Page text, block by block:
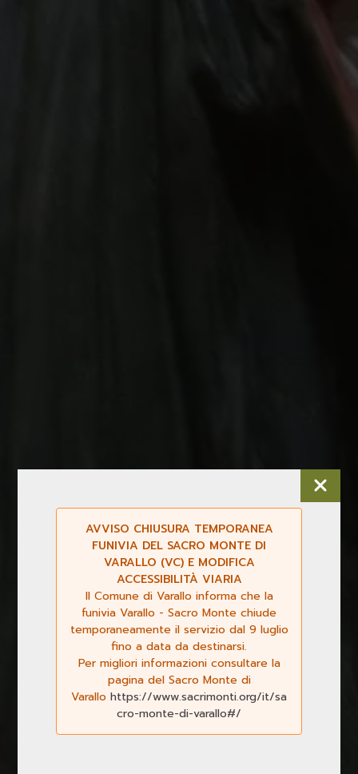
AVVISO CHIUSURA TEMPORANEA
FUNIVIA DEL SACRO MONTE DI
VARALLO (VC) E MODIFICA
ACCESSIBILITÀ VIARIA
Il Comune di Varallo informa che la
funivia Varallo - Sacro Monte chiude
temporaneamente il servizio dal 9 luglio
fino a data da destinarsi.
Per migliori informazioni consultare la
pagina del Sacro Monte di
Varallo https://www.sacrimonti.org/it/sa
cro-monte-di-varallo#/